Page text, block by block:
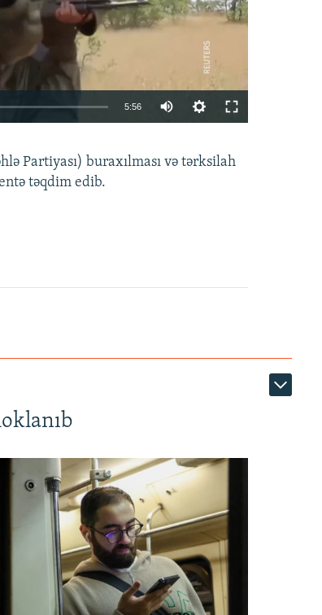
EMBED PAYLAŞ
5:56
360p
Partiyası) buraxılması və tərksilah
təqdim edib.